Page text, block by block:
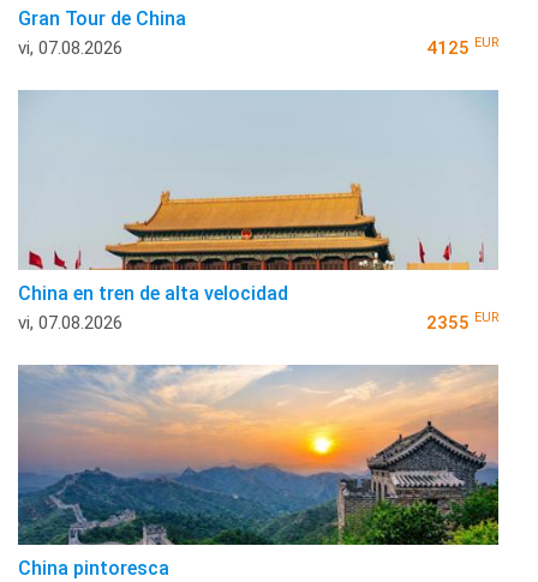
Gran Tour de China
vi, 07.08.2026 4125 EUR
China en tren de alta velocidad
vi, 07.08.2026 2355 EUR
China pintoresca